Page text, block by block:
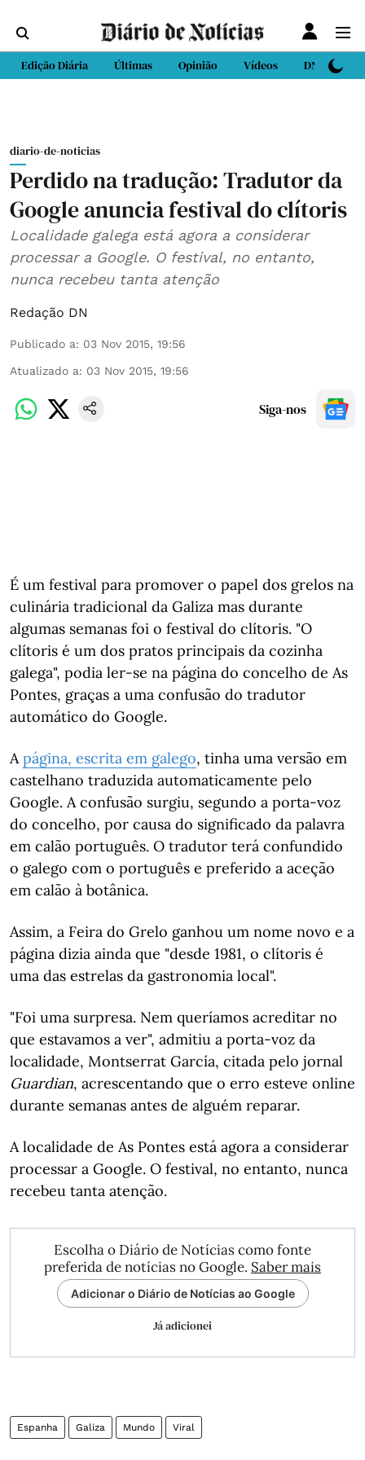
Edição Diária Últimas Opinião Vídeos DN Sport
diario-de-noticias
Perdido na tradução: Tradutor da
Google anuncia festival do clítoris
Localidade galega está agora a considerar
processar a Google. O festival, no entanto,
nunca recebeu tanta atenção
Redação DN
Publicado a: 03 Nov 2015, 19:56
Atualizado a: 03 Nov 2015, 19:56
Siga-nos
É um festival para promover o papel dos grelos na
culinária tradicional da Galiza mas durante
algumas semanas foi o festival do clítoris. "O
clítoris é um dos pratos principais da cozinha
galega", podia ler-se na página do concelho de As
Pontes, graças a uma confusão do tradutor
automático do Google.
Apágina, escrita em galego, tinha uma versão em
castelhano traduzida automaticamente pelo
Google. A confusão surgiu, segundo a porta-voz
do concelho, por causa do significado da palavra
em calão português. O tradutor terá confundido
o galego com o português e preferido a aceção
em calão à botânica.
Assim, a Feira do Grelo ganhou um nome novo e a
página dizia ainda que "desde 1981, o clítoris é
uma das estrelas da gastronomia local".
"Foi uma surpresa. Nem queríamos acreditar no
que estavamos a ver", admitiu a porta-voz da
localidade, Montserrat García, citada pelo jornal
Guardian, acrescentando que o erro esteve online
durante semanas antes de alguém reparar.
A localidade de As Pontes está agora a considerar
processar a Google. O festival, no entanto, nunca
recebeu tanta atenção.
Escolha o Diário de Notícias como fonte
preferida de notícias no Google. Saber mais
Adicionar o Diário de Notícias ao Google
Já adicionei
Espanha Galiza Mundo Viral